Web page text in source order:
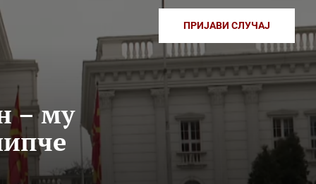
ПРИЈАВИ СЛУЧАЈ
– му